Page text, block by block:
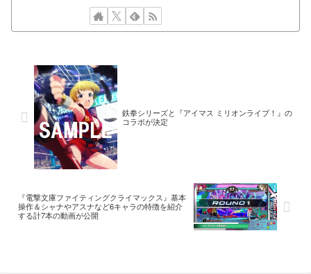
鉄拳シリーズと『アイマス ミリオンライブ！』の
コラボが決定
『電撃文庫ファイティングクライマックス』基本
操作＆シャナやアスナなど6キャラの特徴を紹介
する計7本の動画が公開